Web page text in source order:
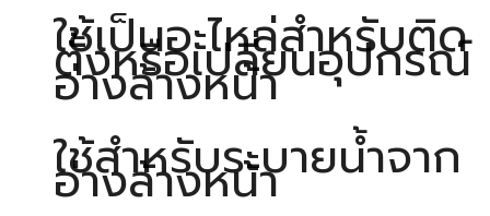
ใช้เป็นอะไหล่สำหรับติด
ตั้งหรือเปลี่ยนอุปกรณ์
อ่างล้างหน้า
ใช้สำหรับระบายน้ำจาก
อ่างล้างหน้า